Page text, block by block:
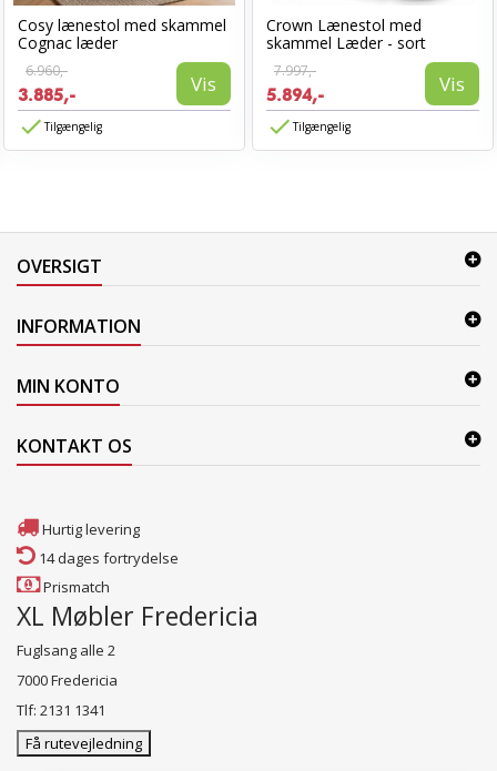
Cosy lænestol med skammel
Cognac læder
6.960,-
3.885,- Vis
Tilgængelig
Crown Lænestol med
skammel Læder - sort
7.997,-
5.894,- Vis
Tilgængelig
OVERSIGT
INFORMATION
MIN KONTO
KONTAKT OS
Hurtig levering
14 dages fortrydelse
Prismatch
XL Møbler Fredericia
Fuglsang alle 2
7000 Fredericia
Tlf: 2131 1341
Få rutevejledning